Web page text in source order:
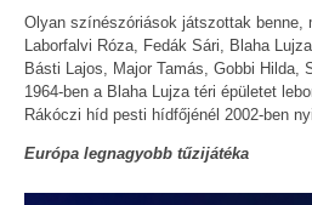
Olyan színészóriások játszottak benne,
Laborfalvi Róza, Fedák Sári, Blaha
Básti Lajos, Major Tamás, Gobbi Hilda,
1964-ben a Blaha Lujza téri épületet
Rákóczi híd pesti hídfőjénél 2002-ben
Európa legnagyobb tűzijátéka